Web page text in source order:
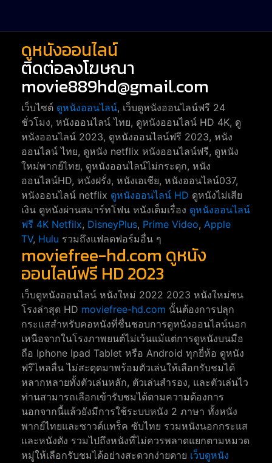
ดูหนังออนไลน์
ติดต่อลงโฆษณา
movie889hd@gmail.com
เว็บไซต์ ดูหนังออนไลน์, เว็บดูหนังออนไลน์ฟรี 24
ชั่วโมง, หนังออนไลน์ ไทย, ดูหนังออนไลน์ HD 4K, ดู
หนังออนไลน์ 2023, ดูหนังออนไลน์ฟรี 2023, หนัง
ออนไลน์ ไทย, ดูหนัง netflix หนังออนไลน์ฟรี, ดูหนัง
ใหม่พากย์ไทย, ดูหนังออนไลน์ไม่กระตุก, หนัง
ออนไลน์HD, หนังฝรั่ง, หนังเอเชีย, หนังออนไลน์037,
หนังออนไลน์ netflix ดูหนังออนไลน์ HD ดูหนังไม่เสีย
เงิน ดูหนังผ่านสมาร์ทโฟน หนังเต็มเรื่อง ดูหนังออนไลน์
ฟรี 4K Netfilx, DisneyPlus, Prime Video, Apple
TV, Hulu รวมถึงแฟลตฟอร์มอื่น ๆ
moviefree-hd.com ดูหนัง
ออนไลน์ฟรี HD 2023
เว็บดูหนังออนไลน์ หนังใหม่ 2022 2023 หนังใหม่ชน
โรงล่าสุด HD moviefree-hd.com นั้นต้องการปลุก
กระแสสำหรับคอหนังที่ชื่นชอบการดูหนังออนไลน์นอก
เหนือจากในโรงภาพยนต์ไม่เว้นแม้แต่การดูหนังบนมือ
ถือ Iphone Ipad Tablet หรือ Android ทุกยี่ห้อ ดูหนัง
ฟรีไหลลื่น ไม่สะดุดมาพร้อมตัวเล่นให้เลือกรับชมได้
หลากหลายทั้งตัวเล่นหลัก, ตัวเล่นสำรอง, และตัวเล่นไว
ท่านสามารถเลือกเข้ารับชมได้ตามความต้องการ
นอกจากนี้แล้วยังมีการใช้ระบบหนัง 2 ภาษา ทั้งหนัง
พากย์ไทยและซาวด์แทร็ค ซับไทย รวมหนังนอกกระแส
และหนังดัง รวมไปถึงหนังที่ไม่ควรพลาดแยกตามหมวด
หมู่ให้เลือกรับชมได้อย่างสะดวกง่ายดาย เว็บดูหนัง